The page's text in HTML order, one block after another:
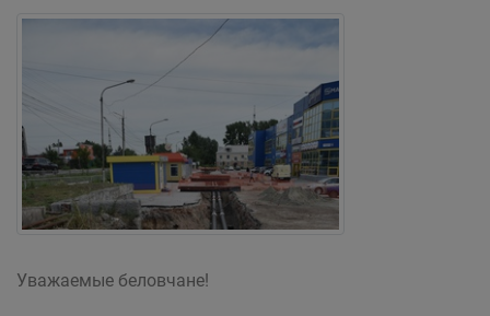
Уважаемые беловчане!